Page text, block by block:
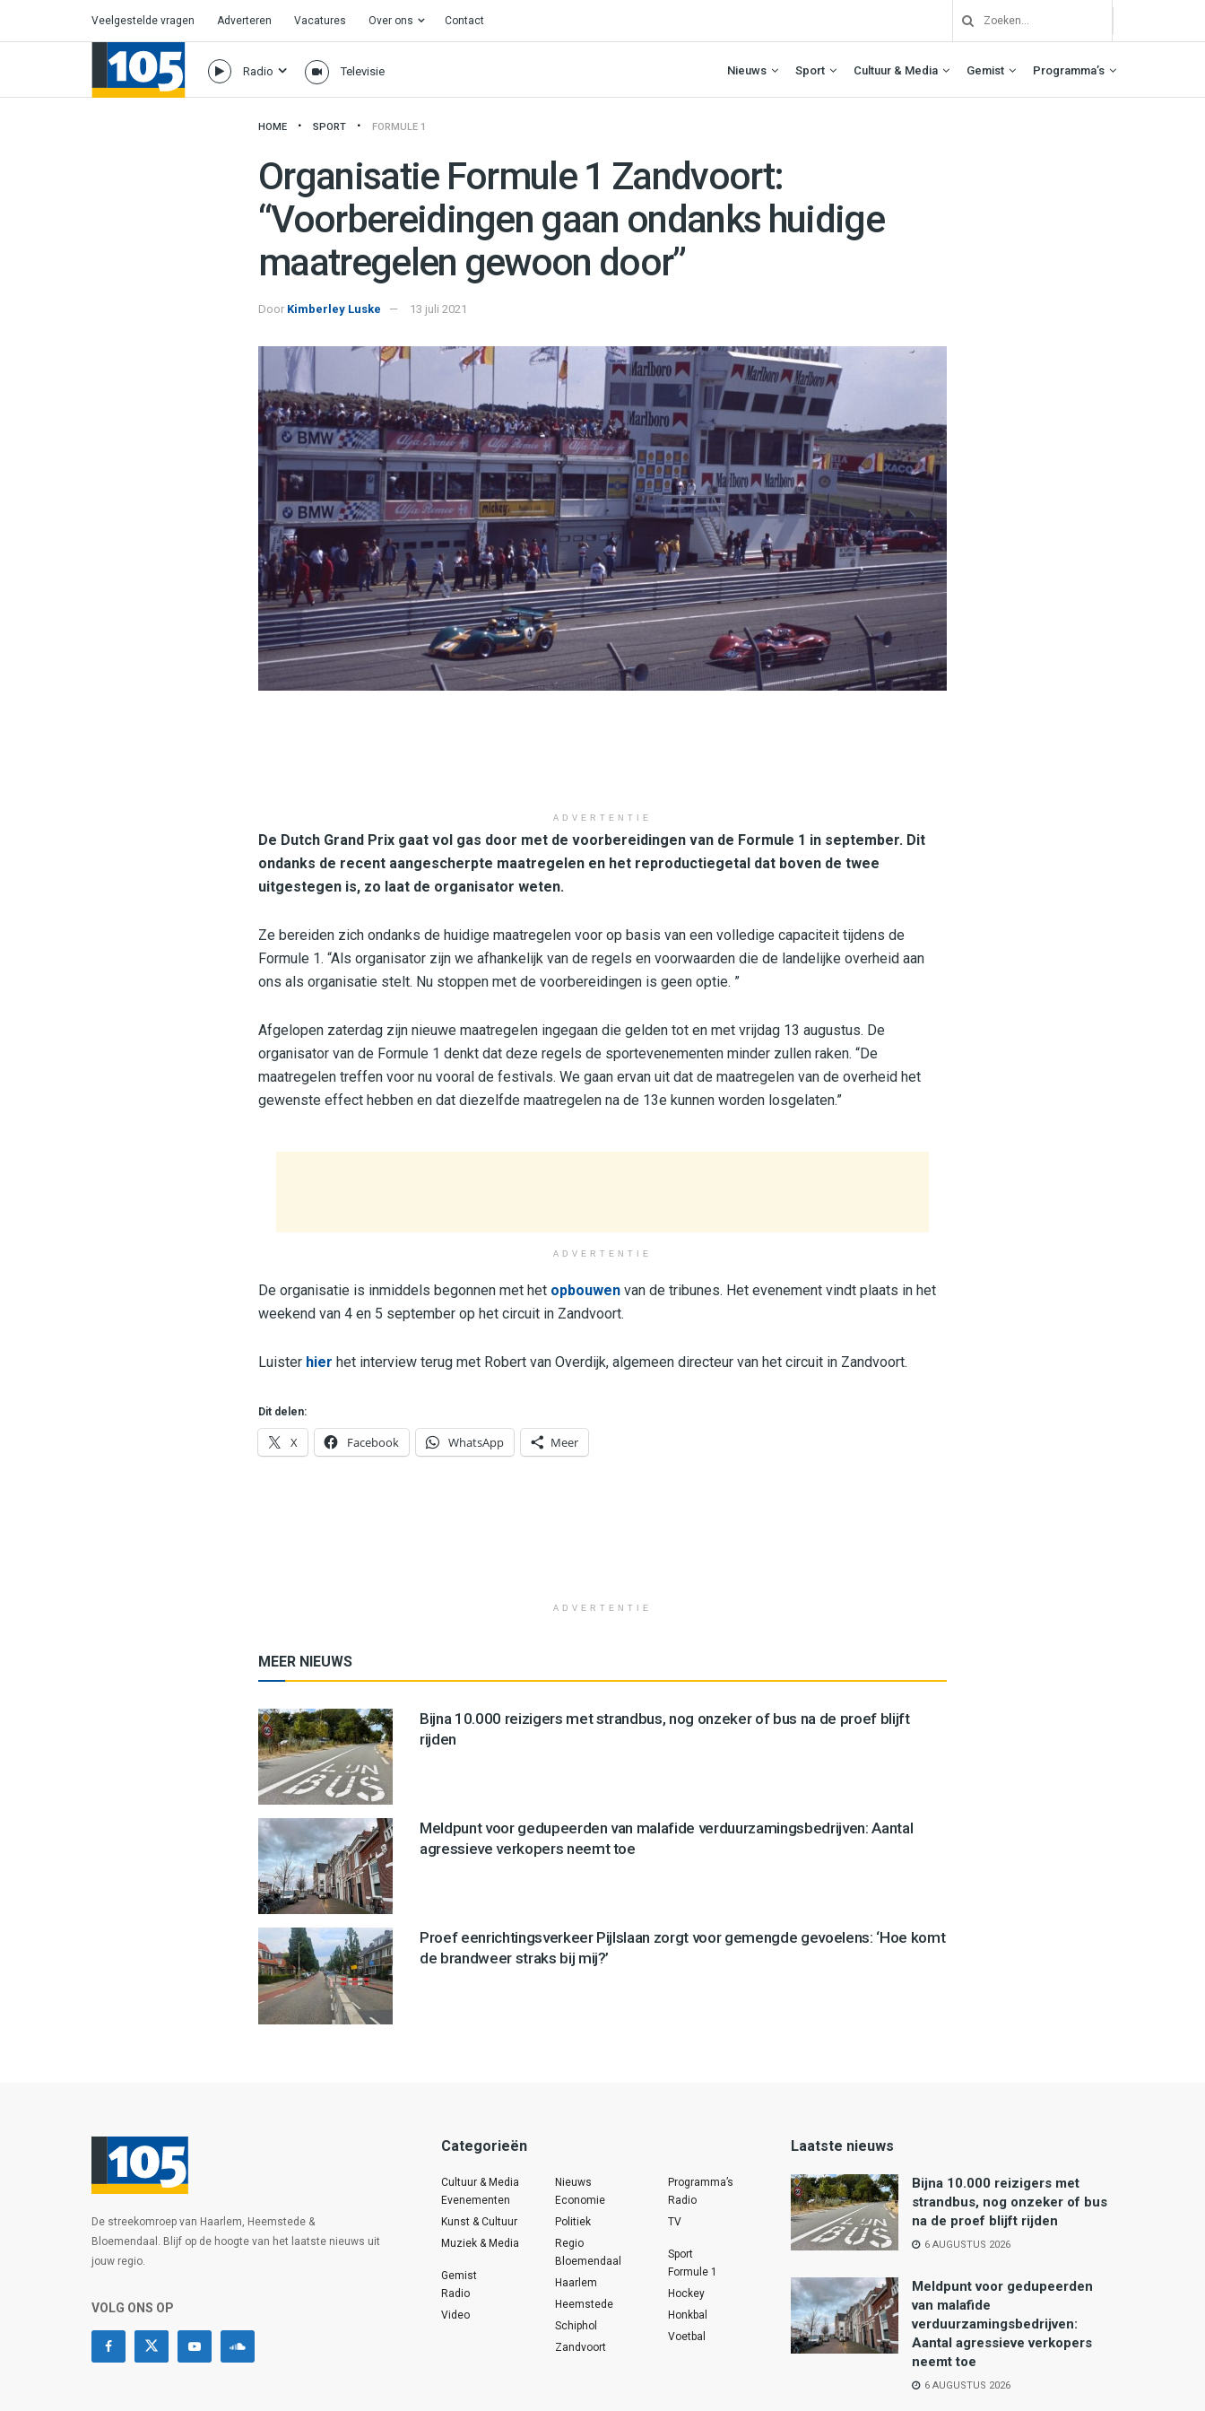
Veelgestelde vragen Adverteren Vacatures Over ons Contact
Radio Televisie Nieuws Sport Cultuur & Media Gemist Programma’s
HOME SPORT FORMULE 1
Organisatie Formule 1 Zandvoort:
“Voorbereidingen gaan ondanks huidige
maatregelen gewoon door”
Door Kimberley Luske 13 juli 2021
ADVERTENTIE
De Dutch Grand Prix gaat vol gas door met de voorbereidingen van de Formule 1 in september. Dit
ondanks de recent aangescherpte maatregelen en het reproductiegetal dat boven de twee
uitgestegen is, zo laat de organisator weten.
Ze bereiden zich ondanks de huidige maatregelen voor op basis van een volledige capaciteit tijdens de
Formule 1. “Als organisator zijn we afhankelijk van de regels en voorwaarden die de landelijke overheid aan
ons als organisatie stelt. Nu stoppen met de voorbereidingen is geen optie. ”
Afgelopen zaterdag zijn nieuwe maatregelen ingegaan die gelden tot en met vrijdag 13 augustus. De
organisator van de Formule 1 denkt dat deze regels de sportevenementen minder zullen raken. “De
maatregelen treffen voor nu vooral de festivals. We gaan ervan uit dat de maatregelen van de overheid het
gewenste effect hebben en dat diezelfde maatregelen na de 13e kunnen worden losgelaten.”
ADVERTENTIE
De organisatie is inmiddels begonnen met het opbouwen van de tribunes. Het evenement vindt plaats in het
weekend van 4 en 5 september op het circuit in Zandvoort.
Luister hier het interview terug met Robert van Overdijk, algemeen directeur van het circuit in Zandvoort.
Dit delen:
X Facebook WhatsApp Meer
ADVERTENTIE
MEER NIEUWS
Bijna 10.000 reizigers met strandbus, nog onzeker of bus na de proef blijft
rijden
Meldpunt voor gedupeerden van malafide verduurzamingsbedrijven: Aantal
agressieve verkopers neemt toe
Proef eenrichtingsverkeer Pijlslaan zorgt voor gemengde gevoelens: ‘Hoe komt
de brandweer straks bij mij?’
De streekomroep van Haarlem, Heemstede &
Bloemendaal. Blijf op de hoogte van het laatste nieuws uit
jouw regio.
VOLG ONS OP
Categorieën
Cultuur & Media
Evenementen
Kunst & Cultuur
Muziek & Media
Gemist
Radio
Video
Nieuws
Economie
Politiek
Regio
Bloemendaal
Haarlem
Heemstede
Schiphol
Zandvoort
Programma’s
Radio
TV
Sport
Formule 1
Hockey
Honkbal
Voetbal
Laatste nieuws
Bijna 10.000 reizigers met
strandbus, nog onzeker of bus
na de proef blijft rijden
6 AUGUSTUS 2026
Meldpunt voor gedupeerden
van malafide
verduurzamingsbedrijven:
Aantal agressieve verkopers
neemt toe
6 AUGUSTUS 2026